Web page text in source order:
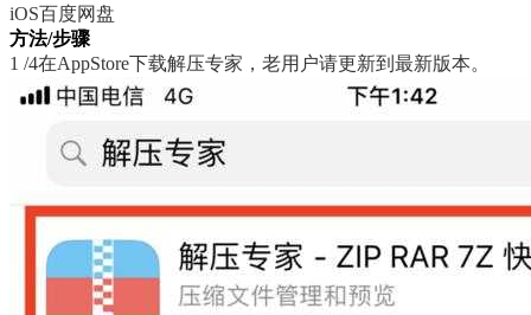
iOS百度网盘
方法/步骤
1 /4在AppStore下载解压专家，老用户请更新到最新版本。